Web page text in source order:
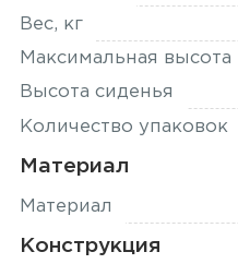
Вес, кг
Максимальная высота
Высота сиденья
Количество упаковок
Материал
Материал
Конструкция